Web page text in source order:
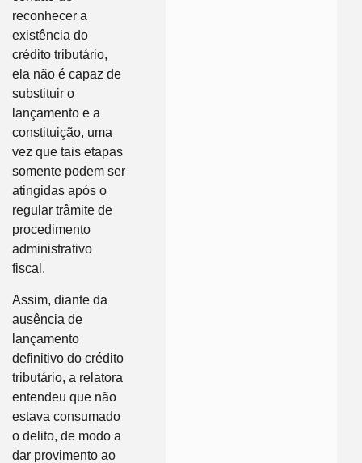
reconhecer a
existência do
crédito tributário,
ela não é capaz de
substituir o
lançamento e a
constituição, uma
vez que tais etapas
somente podem ser
atingidas após o
regular trâmite de
procedimento
administrativo
fiscal.
Assim, diante da
ausência de
lançamento
definitivo do crédito
tributário, a relatora
entendeu que não
estava consumado
o delito, de modo a
dar provimento ao